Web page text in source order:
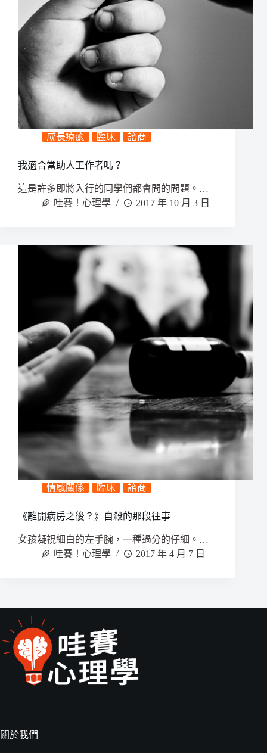
成長療癒 臨床 諮商
我適合當助人工作者嗎？
這是許多即將入行的同學們都會問的問題。…
哇賽！心理學
2017 年 10 月 3 日
情感關係 臨床 諮商
《離開病房之後？》自殺的那段往事
女孩凝視細白的左手腕，一種過分的仔細。…
哇賽！心理學
2017 年 4 月 7 日
關於我們